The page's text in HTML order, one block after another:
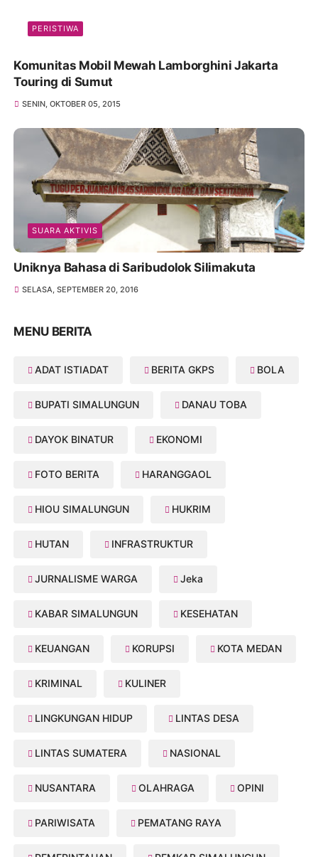
PERISTIWA
Komunitas Mobil Mewah Lamborghini Jakarta
Touring di Sumut
SENIN, OKTOBER 05, 2015
SUARA AKTIVIS
Uniknya Bahasa di Saribudolok Silimakuta
SELASA, SEPTEMBER 20, 2016
MENU BERITA
ADAT ISTIADAT BERITA GKPS BOLA
BUPATI SIMALUNGUN DANAU TOBA
DAYOK BINATUR EKONOMI
FOTO BERITA HARANGGAOL
HIOU SIMALUNGUN HUKRIM
HUTAN INFRASTRUKTUR
JURNALISME WARGA Jeka
KABAR SIMALUNGUN KESEHATAN
KEUANGAN KORUPSI KOTA MEDAN
KRIMINAL KULINER
LINGKUNGAN HIDUP LINTAS DESA
LINTAS SUMATERA NASIONAL
NUSANTARA OLAHRAGA OPINI
PARIWISATA PEMATANG RAYA